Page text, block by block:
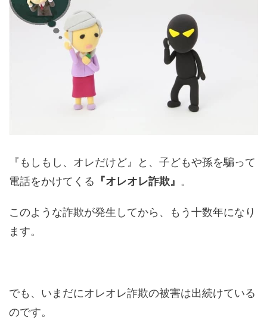
『もしもし、オレだけど』と、子どもや孫を騙って
電話をかけてくる 『オレオレ詐欺』 。
このような詐欺が発生してから、もう十数年になり
ます。
でも、いまだにオレオレ詐欺の被害は出続けている
のです。